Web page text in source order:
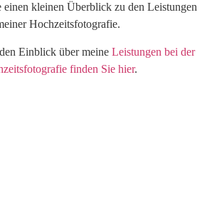
einen kleinen Überblick zu den Leistungen
Hochzeitsfotografie.
Einblick über meine Leistungen bei der
finden Sie hier.